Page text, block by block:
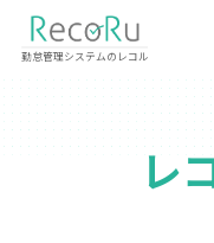
勤怠管理システムのレコル
レ